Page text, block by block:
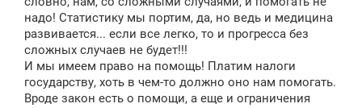
надо! Статистику мы портим, да, но ведь и медицина
развивается... если все легко, то и прогресса без
сложных случаев не будет!!!
И мы имеем право на помощь! Платим налоги
государству, хоть в чем-то должно оно нам помогать.
Вроде закон есть о помощи, а еще и ограничения